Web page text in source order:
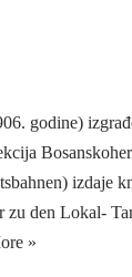
godine)
izdaje
zu den Lokal-
»